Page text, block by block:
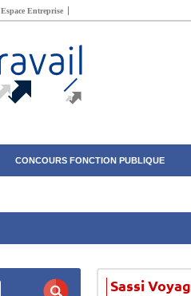
Espace Entreprise
CONCOURS FONCTION PUBLIQUE
Sassi